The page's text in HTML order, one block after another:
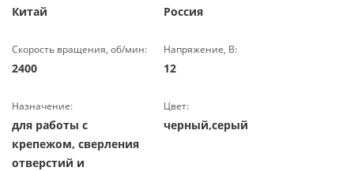
Китай Россия
Скорость вращения, об/мин:
2400
Напряжение, В:
12
Назначение:
для работы с
крепежом, сверления
отверстий и
Цвет:
черный,серый